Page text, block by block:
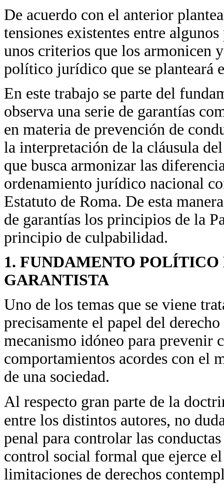
De acuerdo con el anterior
tensiones existentes entre
unos criterios que los armonicen
político jurídico que se planteará
En este trabajo se parte del
observa una serie de garantías
en materia de prevención de
la interpretación de la cláusula
que busca armonizar las
ordenamiento jurídico nacional
Estatuto de Roma. De esta
de garantías los principios de la
principio de culpabilidad.
1. FUNDAMENTO
GARANTISTA
Uno de los temas que se viene
precisamente el papel del
mecanismo idóneo para prevenir
comportamientos acordes con el
de una sociedad.
Al respecto gran parte de la
entre los distintos autores, no
penal para controlar las
control social formal que ejerce
limitaciones de derechos